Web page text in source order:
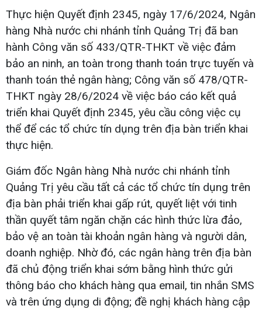
Thực hiện Quyết định 2345, ngày 17/6/2024, Ngân
hàng Nhà nước chi nhánh tỉnh Quảng Trị đã ban
hành Công văn số 433/QTR-THKT về việc đảm
bảo an ninh, an toàn trong thanh toán trực tuyến và
thanh toán thẻ ngân hàng; Công văn số 478/QTR-
THKT ngày 28/6/2024 về việc báo cáo kết quả
triển khai Quyết định 2345, yêu cầu công việc cụ
thể để các tổ chức tín dụng trên địa bàn triển khai
thực hiện.
Giám đốc Ngân hàng Nhà nước chi nhánh tỉnh
Quảng Trị yêu cầu tất cả các tổ chức tín dụng trên
địa bàn phải triển khai gấp rút, quyết liệt với tinh
thần quyết tâm ngăn chặn các hình thức lừa đảo,
bảo vệ an toàn tài khoản ngân hàng và người dân,
doanh nghiệp. Nhờ đó, các ngân hàng trên địa bàn
đã chủ động triển khai sớm bằng hình thức gửi
thông báo cho khách hàng qua email, tin nhắn SMS
và trên ứng dụng di động; đề nghị khách hàng cập